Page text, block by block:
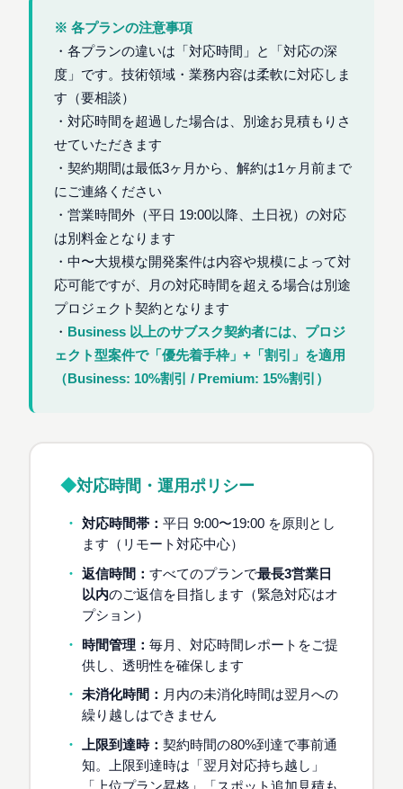
※ 各プランの注意事項
・各プランの違いは「対応時間」と「対応の深
度」です。技術領域・業務内容は柔軟に対応しま
す（要相談）
・対応時間を超過した場合は、別途お見積もりさ
せていただきます
・契約期間は最低3ヶ月から、解約は1ヶ月前まで
にご連絡ください
・営業時間外（平日 19:00以降、土日祝）の対応
は別料金となります
・中〜大規模な開発案件は内容や規模によって対
応可能ですが、月の対応時間を超える場合は別途
プロジェクト契約となります
・ Business 以上のサブスク契約者には、プロジ
ェクト型案件で「優先着手枠」+「割引」を適用
（Business: 10%割引 / Premium: 15%割引）
対応時間・運用ポリシー
対応時間帯： 平日 9:00〜19:00 を原則とし
ます（リモート対応中心）
返信時間： すべてのプランで最長3営業日
以内のご返信を目指します（緊急対応はオ
プション）
時間管理： 毎月、対応時間レポートをご提
供し、透明性を確保します
未消化時間： 月内の未消化時間は翌月への
繰り越しはできません
上限到達時： 契約時間の80%到達で事前通
知。上限到達時は「翌月対応持ち越し」